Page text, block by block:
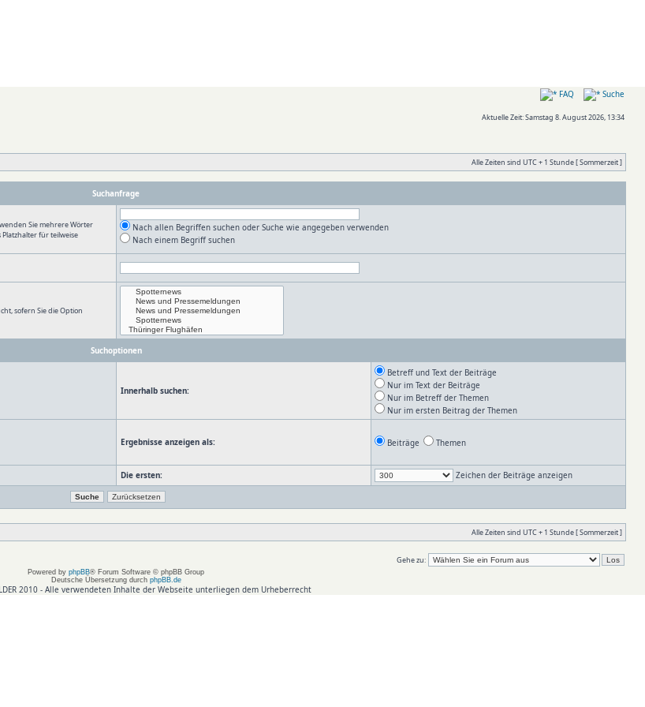
FAQ Suche
Aktuelle Zeit: Samstag 8. August 2026, 13:34
Alle Zeiten sind UTC + 1 Stunde [ Sommerzeit ]
Suchanfrage
Sie mehrere Wörter
für teilweise
Nach allen Begriffen suchen oder Suche wie angegeben verwenden
Nach einem Begriff suchen
sofern Sie die Option
Suchoptionen
Innerhalb suchen:
Betreff und Text der Beiträge
Nur im Text der Beiträge
Nur im Betreff der Themen
Nur im ersten Beitrag der Themen
Ergebnisse anzeigen als: Beiträge Themen
Die ersten: Zeichen der Beiträge anzeigen
Alle Zeiten sind UTC + 1 Stunde [ Sommerzeit ]
Gehe zu:
Powered by phpBB® Forum Software © phpBB Group
Deutsche Übersetzung durch phpBB.de
2010 - Alle verwendeten Inhalte der Webseite unterliegen dem Urheberrecht